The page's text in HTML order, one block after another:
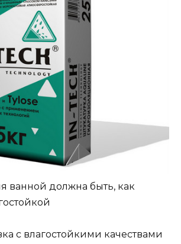
ванной должна быть, как
с влагостойкими качествами